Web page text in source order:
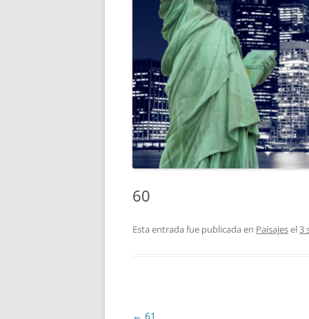
60
Esta entrada fue publicada en Paisajesel3
Navegación
← 61